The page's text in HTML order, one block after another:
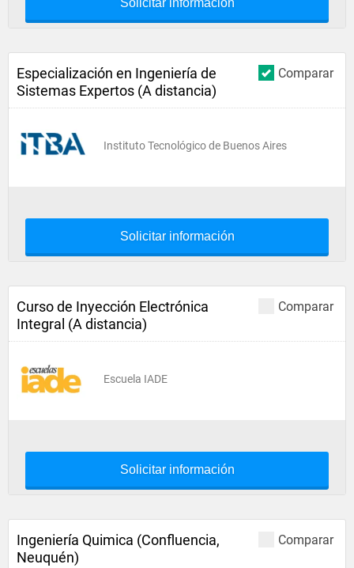
Solicitar información
Comparar
Especialización en Ingeniería de
Sistemas Expertos (A distancia)
Instituto Tecnológico de Buenos Aires
Solicitar información
Comparar
Curso de Inyección Electrónica
Integral (A distancia)
Escuela IADE
Solicitar información
Comparar
Ingeniería Quimica (Confluencia,
Neuquén)